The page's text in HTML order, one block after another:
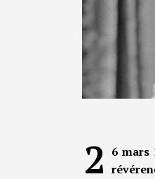
2 6 mars